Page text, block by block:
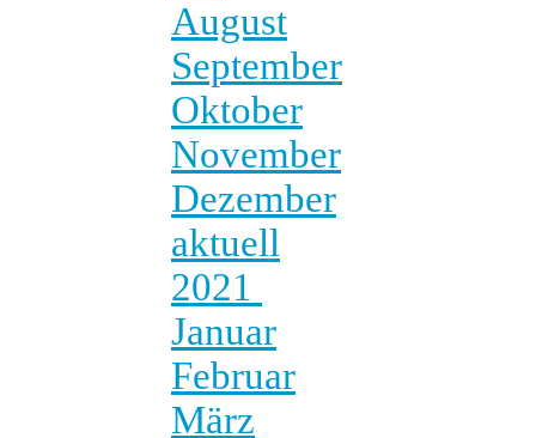
August
September
Oktober
November
Dezember
aktuell
2021
Januar
Februar
März